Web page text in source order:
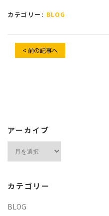
カテゴリー: BLOG
< 前の記事へ
アーカイブ
ブ
カテゴリー
BLOG